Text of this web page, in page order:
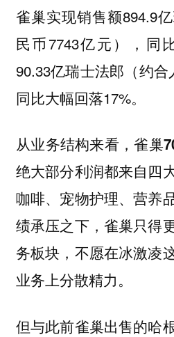
雀巢实现销售额894.9
民币7743亿元），同
90.33亿瑞士法郎（约合
同比大幅回落17%。
从业务结构来看，雀巢
绝大部分利润都来自四
咖啡、宠物护理、营养
绩承压之下，雀巢只得
务板块，不愿在冰激凌
业务上分散精力。
但与此前雀巢出售的哈